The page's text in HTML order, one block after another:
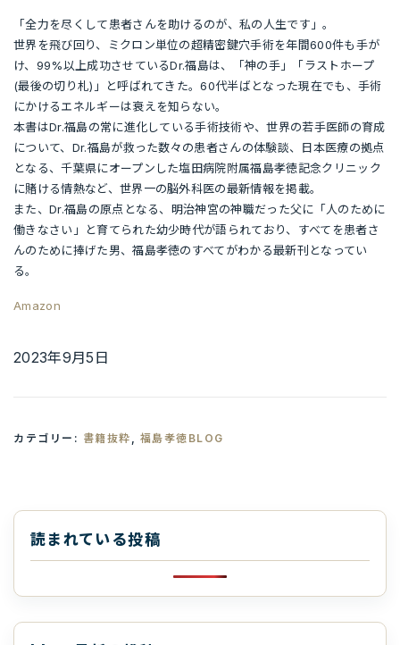
「全力を尽くして患者さんを助けるのが、私の人生です」。
世界を飛び回り、ミクロン単位の超精密鍵穴手術を年間600件も手が
け、99%以上成功させているDr.福島は、「神の手」「ラストホープ
(最後の切り札)」と呼ばれてきた。60代半ばとなった現在でも、手術
にかけるエネルギーは衰えを知らない。
本書はDr.福島の常に進化している手術技術や、世界の若手医師の育成
について、Dr.福島が救った数々の患者さんの体験談、日本医療の拠点
となる、千葉県にオープンした塩田病院附属福島孝徳記念クリニック
に賭ける情熱など、世界一の脳外科医の最新情報を掲載。
また、Dr.福島の原点となる、明治神宮の神職だった父に「人のために
働きなさい」と育てられた幼少時代が語られており、すべてを患者さ
んのために捧げた男、福島孝徳のすべてがわかる最新刊となってい
る。
Amazon
2023年9月5日
カテゴリー: 書籍抜粋 , 福島孝徳BLOG
読まれている投稿